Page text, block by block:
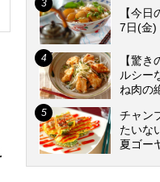
【今
7日(金)
【驚
ルシー
ね肉の
チャン
たいな
夏ゴー